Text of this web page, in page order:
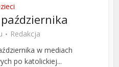
Redakcja
w mediach
po katolickiej...